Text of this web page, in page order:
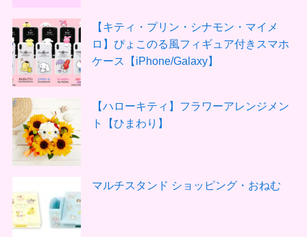
【キティ・プリン・シナモン・マイメ
ロ】ぴょこのる風フィギュア付きスマホ
ケース【iPhone/Galaxy】
【ハローキティ】フラワーアレンジメン
ト【ひまわり】
マルチスタンド ショッピング・おねむ